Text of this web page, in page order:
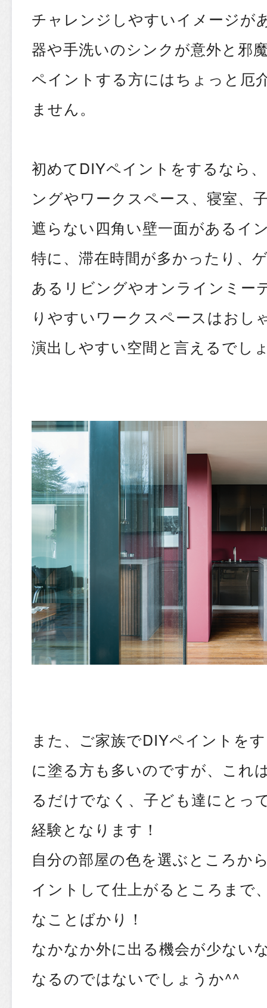
チャレンジしやすいイメージが
器や手洗いのシンクが意外と邪
ペイントする方にはちょっと厄
ません。
初めてDIYペイントをするなら
ングやワークスペース、寝室、
遮らない四角い壁一面があるイ
特に、滞在時間が多かったり、
あるリビングやオンラインミー
りやすいワークスペースはおし
演出しやすい空間と言えるでし
また、ご家族でDIYペイントを
に塗る方も多いのですが、これ
るだけでなく、子ども達にとっ
経験となります！
自分の部屋の色を選ぶところか
イントして仕上がるところまで
なことばかり！
なかなか外に出る機会が少ない
なるのではないでしょうか^^